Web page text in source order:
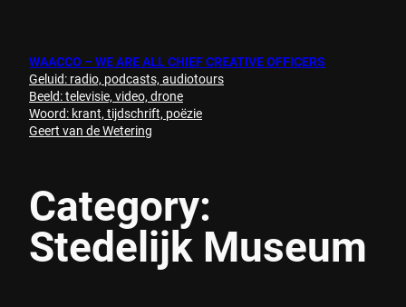
content
WAACCO – WE ARE ALL CHIEF CREATIVE OFFICERS
Geluid: radio, podcasts, audiotours
Beeld: televisie, video, drone
Woord: krant, tijdschrift, poëzie
Geert van de Wetering
Category:
Stedelijk Museum